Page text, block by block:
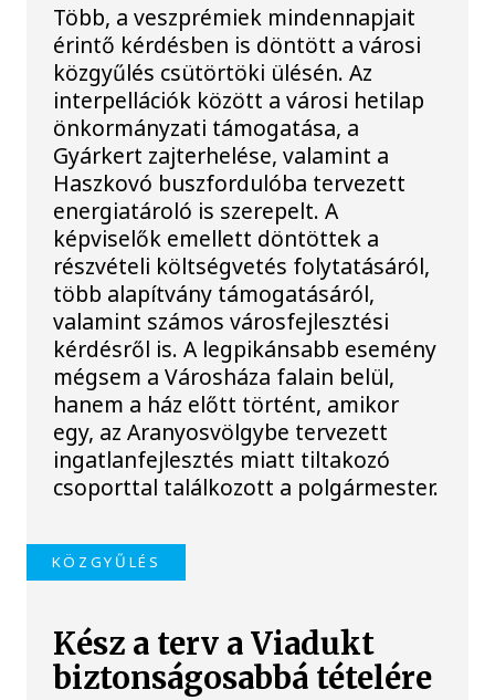
Több, a veszprémiek mindennapjait
érintő kérdésben is döntött a városi
közgyűlés csütörtöki ülésén. Az
interpellációk között a városi hetilap
önkormányzati támogatása, a
Gyárkert zajterhelése, valamint a
Haszkovó buszfordulóba tervezett
energiatároló is szerepelt. A
képviselők emellett döntöttek a
részvételi költségvetés folytatásáról,
több alapítvány támogatásáról,
valamint számos városfejlesztési
kérdésről is. A legpikánsabb esemény
mégsem a Városháza falain belül,
hanem a ház előtt történt, amikor
egy, az Aranyosvölgybe tervezett
ingatlanfejlesztés miatt tiltakozó
csoporttal találkozott a polgármester.
KÖZGYŰLÉS
Kész a terv a Viadukt
biztonságosabbá tételére